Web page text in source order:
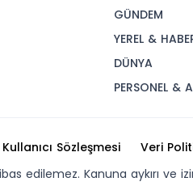
GÜNDEM
YEREL &
DÜNYA
PERSONEL &
Kullanıcı Sözleşmesi
Veri
edilemez. Kanuna aykırı ve